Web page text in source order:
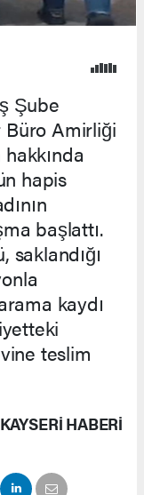
Şube
Büro Amirliği
hapis
başlattı.
kaydı
teslim
KAYSERI HABERİ